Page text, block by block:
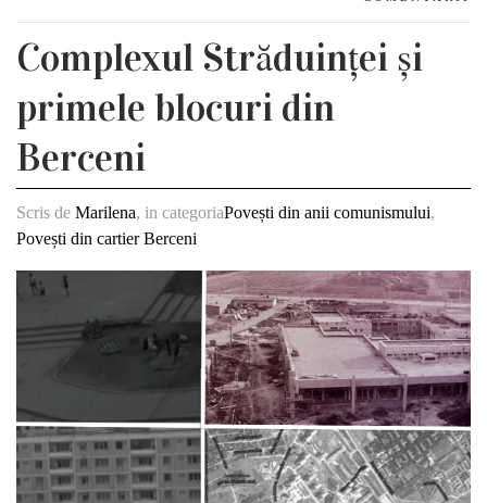
Complexul Străduinței și
primele blocuri din
Berceni
Scris de Marilena, in categoriaPovești din anii comunismului,
Povești din cartier Berceni